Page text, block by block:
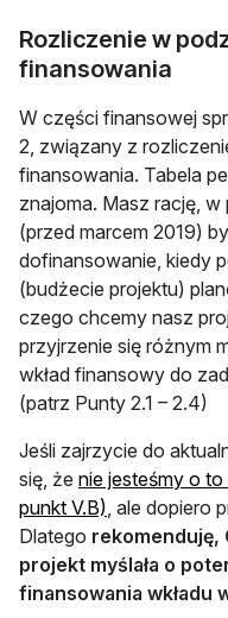
Rozliczenie w
finansowania
W części finansowej
2, związany z
finansowania. Tabela
znajoma. Masz rację,
(przed marcem 2019)
dofinansowanie, kiedy
(budżecie projektu)
czego chcemy nasz
przyjrzenie się różnym
wkład finansowy do
(patrz Punty 2.1 – 2.4)
Jeśli zajrzycie do
się, że nie jesteśmy o to
punkt V.B), ale dopiero
Dlatego rekomenduję,
projekt myślała o
finansowania wkładu